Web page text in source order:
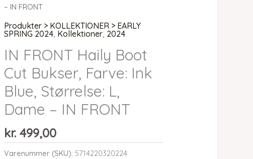
– IN FRONT
Produkter > KOLLEKTIONER > EARLY
SPRING 2024, Kollektioner, 2024
IN FRONT Haily Boot
Cut Bukser, Farve: Ink
Blue, Størrelse: L,
Dame – IN FRONT
kr. 499,00
Varenummer (SKU): 5714220320224